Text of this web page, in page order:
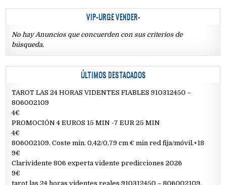
VIP-URGE VENDER-
No hay Anuncios que concuerden con sus criterios de
búsqueda.
ÚLTIMOS DESTACADOS
TAROT LAS 24 HORAS VIDENTES FIABLES 910312450 –
806002109
4€
PROMOCIÓN 4 EUROS 15 MIN -7 EUR 25 MIN
4€
806002109. Coste min. 0,42/0,79 cm € min red fija/móvil.+18
9€
Clarividente 806 experta vidente predicciones 2026
9€
tarot las 24 horas videntes reales 910312450 – 806002109,